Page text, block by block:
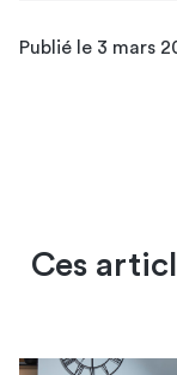
Publié le 3 mars
Ces